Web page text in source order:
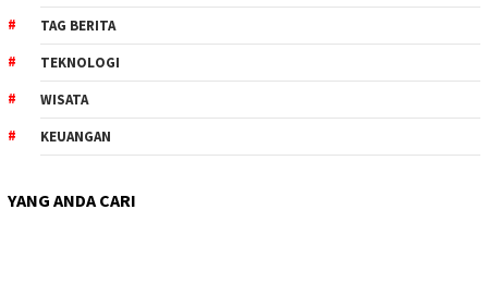
TAG BERITA
TEKNOLOGI
WISATA
KEUANGAN
YANG ANDA CARI